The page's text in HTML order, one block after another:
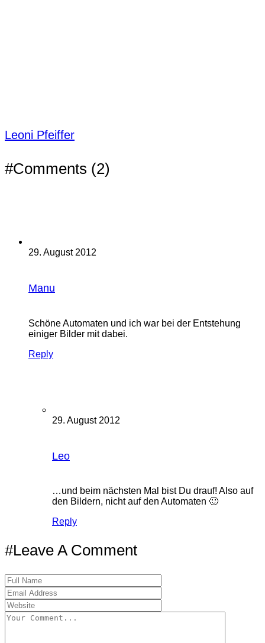
Leoni Pfeiffer
#Comments (2)
29. August 2012
Manu
Schöne Automaten und ich war bei der Entstehung
einiger Bilder mit dabei.
Reply
29. August 2012
Leo
…und beim nächsten Mal bist Du drauf! Also auf
den Bildern, nicht auf den Automaten 🙂
Reply
#Leave A Comment